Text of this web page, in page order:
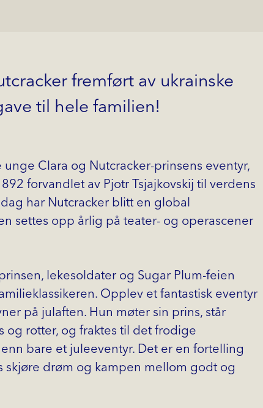
fremført av ukrainske
til hele familien!
Clara og Nutcracker-prinsens eventyr,
forvandlet av Pjotr Tsjajkovskij til verdens
har Nutcracker blitt en global
settes opp årlig på teater- og operascener
lekesoldater og Sugar Plum-feien
Opplev et fantastisk eventyr
på julaften. Hun møter sin prins, står
og rotter, og fraktes til det frodige
bare et juleeventyr. Det er en fortelling
skjøre drøm og kampen mellom godt og